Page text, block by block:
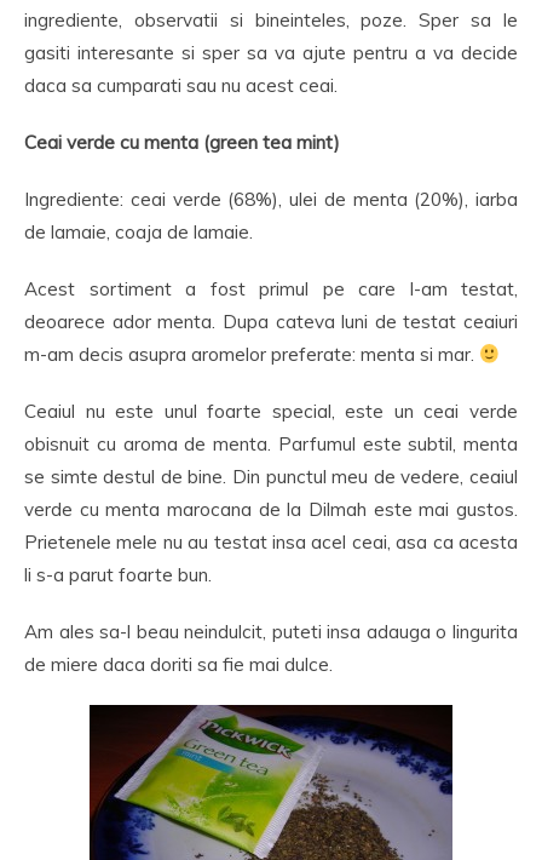
ingrediente, observatii si bineinteles, poze. Sper sa le
gasiti interesante si sper sa va ajute pentru a va decide
daca sa cumparati sau nu acest ceai.
Ceai verde cu menta (green tea mint)
Ingrediente: ceai verde (68%), ulei de menta (20%), iarba
de lamaie, coaja de lamaie.
Acest sortiment a fost primul pe care l-am testat,
deoarece ador menta. Dupa cateva luni de testat ceaiuri
m-am decis asupra aromelor preferate: menta si mar.
Ceaiul nu este unul foarte special, este un ceai verde
obisnuit cu aroma de menta. Parfumul este subtil, menta
se simte destul de bine. Din punctul meu de vedere, ceaiul
verde cu menta marocana de la Dilmah este mai gustos.
Prietenele mele nu au testat insa acel ceai, asa ca acesta
li s-a parut foarte bun.
Am ales sa-l beau neindulcit, puteti insa adauga o lingurita
de miere daca doriti sa fie mai dulce.